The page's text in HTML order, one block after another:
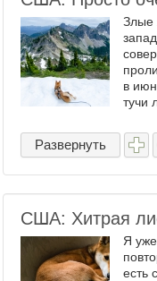
Злые
в
тучи
Развернуть
США: Хитрая
Я
есть